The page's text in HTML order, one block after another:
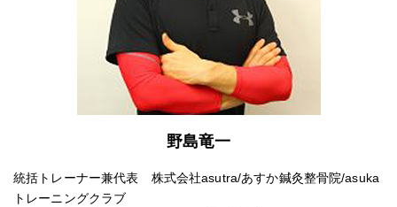
野島竜一
統括トレーナー兼代表 株式会社asutra/あすか鍼灸整骨院/asuka
トレーニングクラブ